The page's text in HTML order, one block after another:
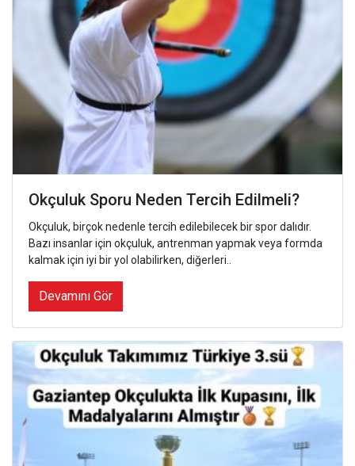
Okçuluk Sporu Neden Tercih Edilmeli?
Okçuluk, birçok nedenle tercih edilebilecek bir spor dalıdır.
Bazı insanlar için okçuluk, antrenman yapmak veya formda
kalmak için iyi bir yol olabilirken, diğerleri..
Devamını Gör